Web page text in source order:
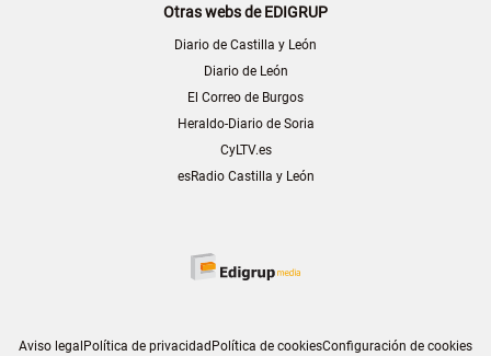
Otras webs de EDIGRUP
Diario de Castilla y León
Diario de León
El Correo de Burgos
Heraldo-Diario de Soria
CyLTV.es
esRadio Castilla y León
Aviso legal Política de privacidad Política de cookiesConfiguración de cookies